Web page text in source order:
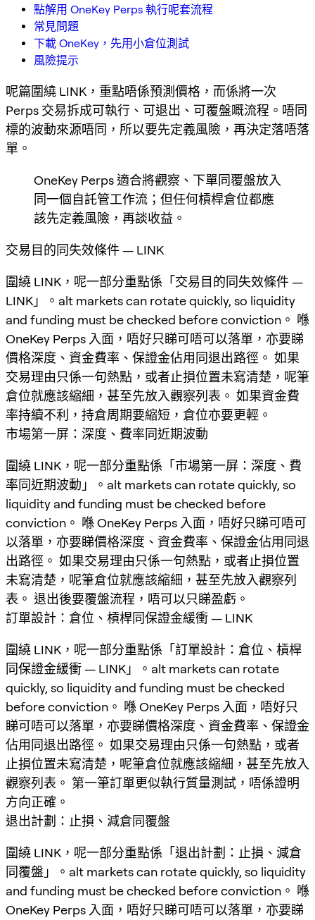
點解用 OneKey Perps 執行呢套流程
常見問題
下載 OneKey，先用小倉位測試
風險提示
呢篇圍繞 LINK，重點唔係預測價格，而係將一次
Perps 交易拆成可執行、可退出、可覆盤嘅流程。唔同
標的波動來源唔同，所以要先定義風險，再決定落唔落
單。
OneKey Perps 適合將觀察、下單同覆盤放入
同一個自託管工作流；但任何槓桿倉位都應
該先定義風險，再談收益。
交易目的同失效條件 — LINK
圍繞 LINK，呢一部分重點係「交易目的同失效條件 —
LINK」。alt markets can rotate quickly, so liquidity
and funding must be checked before conviction。 喺
OneKey Perps 入面，唔好只睇可唔可以落單，亦要睇
價格深度、資金費率、保證金佔用同退出路徑。 如果
交易理由只係一句熱點，或者止損位置未寫清楚，呢筆
倉位就應該縮細，甚至先放入觀察列表。 如果資金費
率持續不利，持倉周期要縮短，倉位亦要更輕。
市場第一屏：深度、費率同近期波動
圍繞 LINK，呢一部分重點係「市場第一屏：深度、費
率同近期波動」。alt markets can rotate quickly, so
liquidity and funding must be checked before
conviction。 喺 OneKey Perps 入面，唔好只睇可唔可
以落單，亦要睇價格深度、資金費率、保證金佔用同退
出路徑。 如果交易理由只係一句熱點，或者止損位置
未寫清楚，呢筆倉位就應該縮細，甚至先放入觀察列
表。 退出後要覆盤流程，唔可以只睇盈虧。
訂單設計：倉位、槓桿同保證金緩衝 — LINK
圍繞 LINK，呢一部分重點係「訂單設計：倉位、槓桿
同保證金緩衝 — LINK」。alt markets can rotate
quickly, so liquidity and funding must be checked
before conviction。 喺 OneKey Perps 入面，唔好只
睇可唔可以落單，亦要睇價格深度、資金費率、保證金
佔用同退出路徑。 如果交易理由只係一句熱點，或者
止損位置未寫清楚，呢筆倉位就應該縮細，甚至先放入
觀察列表。 第一筆訂單更似執行質量測試，唔係證明
方向正確。
退出計劃：止損、減倉同覆盤
圍繞 LINK，呢一部分重點係「退出計劃：止損、減倉
同覆盤」。alt markets can rotate quickly, so liquidity
and funding must be checked before conviction。 喺
OneKey Perps 入面，唔好只睇可唔可以落單，亦要睇